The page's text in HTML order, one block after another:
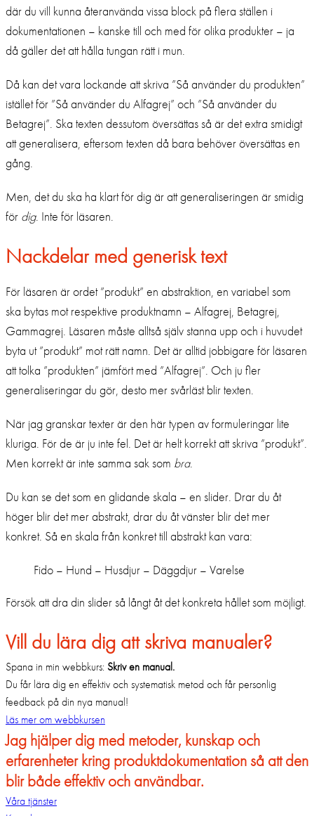
där du vill kunna återanvända vissa block på flera ställen i
dokumentationen – kanske till och med för olika produkter – ja
då gäller det att hålla tungan rätt i mun.
Då kan det vara lockande att skriva ”Så använder du produkten”
istället för ”Så använder du Alfagrej” och ”Så använder du
Betagrej”. Ska texten dessutom översättas så är det extra smidigt
att generalisera, eftersom texten då bara behöver översättas en
gång.
Men, det du ska ha klart för dig är att generaliseringen är smidig
för dig. Inte för läsaren.
Nackdelar med generisk text
För läsaren är ordet ”produkt” en abstraktion, en variabel som
ska bytas mot respektive produktnamn – Alfagrej, Betagrej,
Gammagrej. Läsaren måste alltså själv stanna upp och i huvudet
byta ut ”produkt” mot rätt namn. Det är alltid jobbigare för läsaren
att tolka ”produkten” jämfört med ”Alfagrej”. Och ju fler
generaliseringar du gör, desto mer svårläst blir texten.
När jag granskar texter är den här typen av formuleringar lite
kluriga. För de är ju inte fel. Det är helt korrekt att skriva ”produkt”.
Men korrekt är inte samma sak som bra.
Du kan se det som en glidande skala – en slider. Drar du åt
höger blir det mer abstrakt, drar du åt vänster blir det mer
konkret. Så en skala från konkret till abstrakt kan vara:
Fido – Hund – Husdjur – Däggdjur – Varelse
Försök att dra din slider så långt åt det konkreta hållet som möjligt.
Vill du lära dig att skriva manualer?
Spana in min webbkurs: Skriv en manual.
Du får lära dig en effektiv och systematisk metod och får personlig
feedback på din nya manual!
Läs mer om webbkursen
Jag hjälper dig med metoder, kunskap och
erfarenheter kring produktdokumentation så att den
blir både effektiv och användbar.
Våra tjänster